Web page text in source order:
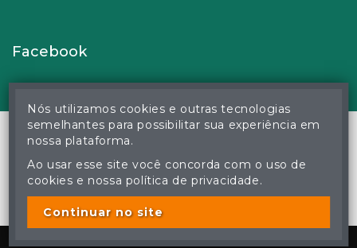
Facebook
© Gustavo Correa Pereira da Silva - Leiloeiro Público Oficial -
Matrícula nº 26 JUCEMS - Todos os direitos reservados
A cópia ou reprodução não autorizada do conteúdo deste site
poderá acarretar em penas previstas em lei.
Nós utilizamos cookies e outras tecnologias
semelhantes para possibilitar sua experiência em
nossa plataforma.
Ao usar esse site você concorda com o uso de
cookies e nossa política de privacidade.
Continuar no site